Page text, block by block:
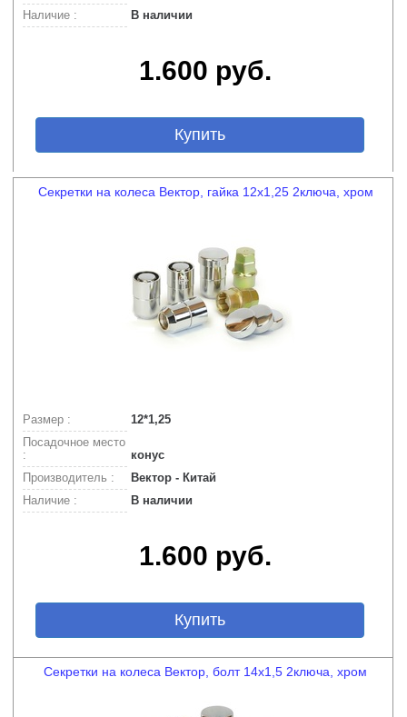
Наличие :
В наличии
1.600 руб.
Купить
Секретки на колеса Вектор, гайка 12х1,25 2ключа, хром
Размер :
12*1,25
Посадочное место
:
конус
Производитель :
Вектор - Китай
Наличие :
В наличии
1.600 руб.
Купить
Секретки на колеса Вектор, болт 14x1,5 2ключа, хром